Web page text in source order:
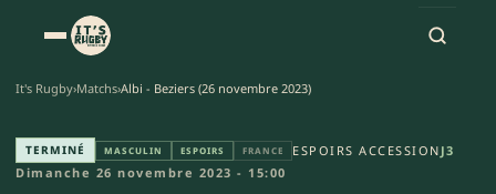
It's Rugby›Matchs›Albi - Beziers (26 novembre 2023)
Sporting Club Albigeois
TERMINÉ MASCULIN ESPOIRS FRANCE ESPOIRS ACCESSION J3
Dimanche 26 novembre 2023 - 15:00